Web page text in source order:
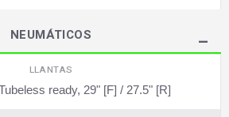
NEUMÁTICOS
LLANTAS
ready, 29" [F] / 27.5" [R]